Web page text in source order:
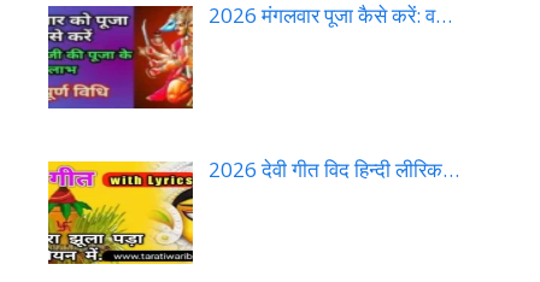
2026 मंगलवार पूजा कैसे करें: व…
2026 देवी गीत विद हिन्दी लीरिक…